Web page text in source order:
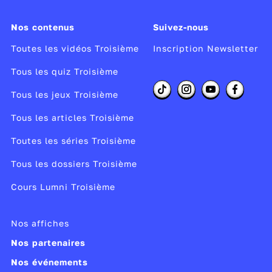
du Reich, et son complice, le théoricien du
l'élimination des Juifs.
Réalisateur :
Isabelle Clarke, Daniel Costelle
Producteur :CC&C, ECPAD, NHK
Année de production :
Publié le 11/06/14
Modifié le 24/03/26
Nos contenus
Toutes les vidéos Troisième
Tous les quiz Troisième
Tous les jeux Troisième
Tous les articles Troisième
Toutes les séries Troisième
Tous les dossiers Troisième
Cours Lumni Troisième
Suivez-nous
Inscription Newsletter
Nos affiches
Nos partenaires
Nos événements